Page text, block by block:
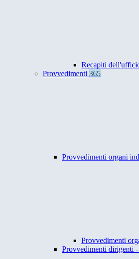
Recapiti
Provvedimenti 365
Provvedimenti organi
Provvedimenti
Provvedimenti dirigenti